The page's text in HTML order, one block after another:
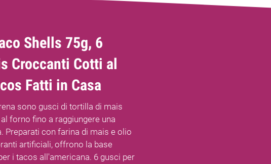
Shells 75g, 6
Croccanti Cotti al
Fatti in Casa
sono gusci di tortilla di mais
forno fino a raggiungere una
Preparati con farina di mais e olio
artificiali, offrono la base
i tacos all'americana. 6 gusci per